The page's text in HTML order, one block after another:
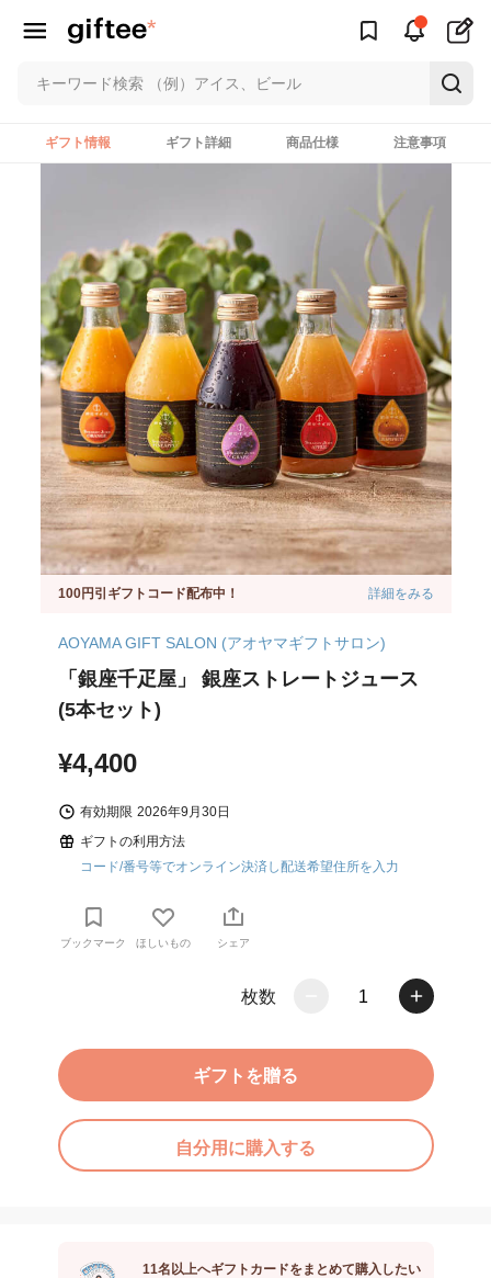
ギフト情報 ギフト詳細 商品仕様 注意事項
100円引ギフトコード配布中！ 詳細をみる
AOYAMA GIFT SALON (アオヤマギフトサロン)
「銀座千疋屋」 銀座ストレートジュース
(5本セット)
¥4,400
有効期限 2026年9月30日
ギフトの利用方法
コード/番号等でオンライン決済し配送希望住所を入力
ブックマーク ほしいもの シェア
枚数 1
ギフトを贈る
自分用に購入する
11名以上へギフトカードをまとめて購入したい